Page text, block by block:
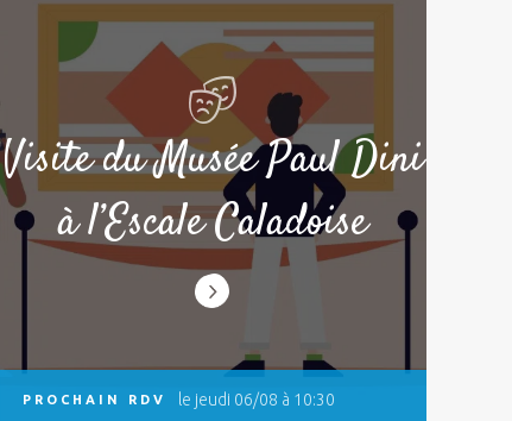
Visite du Musée Paul Dini
à l’Escale Caladoise
PROCHAIN RDV le jeudi 06/08 à 10:30